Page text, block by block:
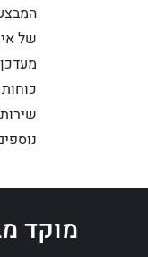
של
מוקד